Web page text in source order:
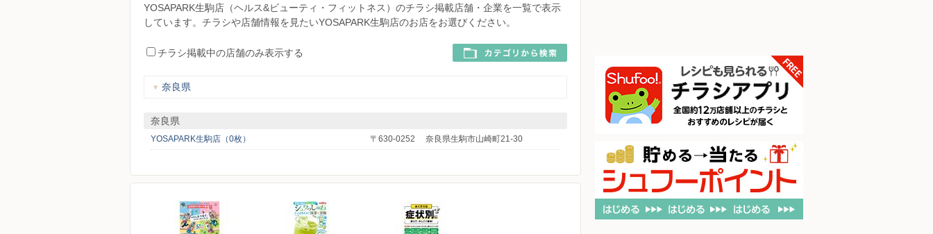
YOSAPARK生駒店（ヘルス&ビューティ・フィットネス）のチラシ掲載店舗・企業を一覧で表示
しています。チラシや店舗情報を見たいYOSAPARK生駒店のお店をお選びください。
チラシ掲載中の店舗のみ表示する
奈良県
奈良県
YOSAPARK生駒店（0枚） 〒630-0252 奈良県生駒市山崎町21-30